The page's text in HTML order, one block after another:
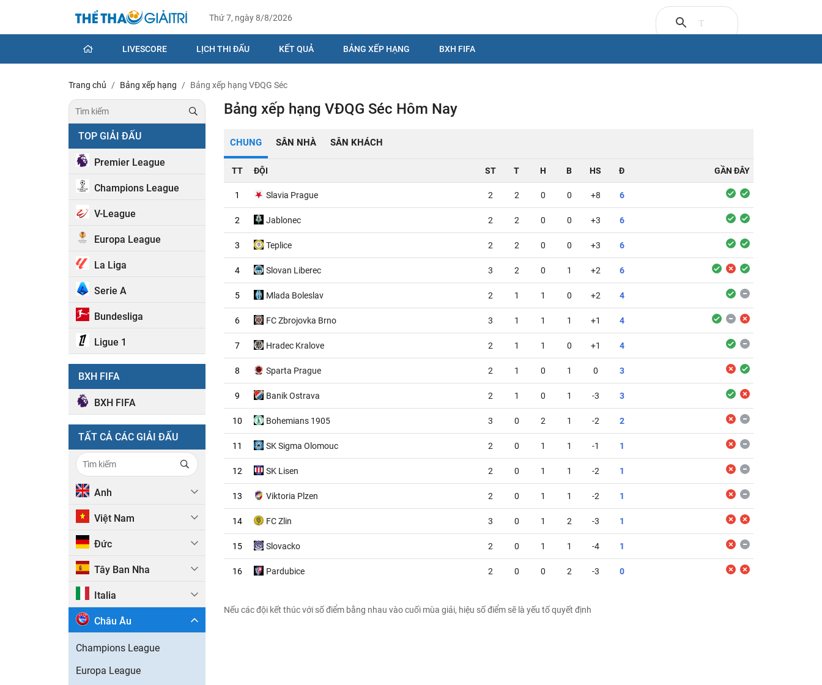
Thứ 7, ngày 8/8/2026
LIVESCORE LỊCH THI ĐẤU KẾT QUẢ BẢNG XẾP HẠNG BXH FIFA
Trang chủ Bảng xếp hạng Bảng xếp hạng VĐQG Séc
TOP GIẢI ĐẤU
Premier League
Champions League
V-League
Europa League
La Liga
Serie A
Bundesliga
Ligue 1
BXH FIFA
BXH FIFA
TẤT CẢ CÁC GIẢI ĐẤU
Anh
Việt Nam
Đức
Tây Ban Nha
Italia
Châu Âu
Champions League
Europa League
Bảng xếp hạng VĐQG Séc Hôm Nay
CHUNG SÂN NHÀ SÂN KHÁCH
TT ĐỘI ST T H B HS Đ GẦN ĐÂY
1 Slavia Prague 2 2 0 0 +8 6
2 Jablonec 2 2 0 0 +3 6
3 Teplice 2 2 0 0 +3 6
4 Slovan Liberec 3 2 0 1 +2 6
5 Mlada Boleslav 2 1 1 0 +2 4
6 FC Zbrojovka Brno 3 1 1 1 +1 4
7 Hradec Kralove 2 1 1 0 +1 4
8 Sparta Prague 2 1 0 1 0 3
9 Banik Ostrava 2 1 0 1 -3 3
10 Bohemians 1905 3 0 2 1 -2 2
11 SK Sigma Olomouc 2 0 1 1 -1 1
12 SK Lisen 2 0 1 1 -2 1
13 Viktoria Plzen 2 0 1 1 -2 1
14 FC Zlin 3 0 1 2 -3 1
15 Slovacko 2 0 1 1 -4 1
16 Pardubice 2 0 0 2 -3 0
Nếu các đội kết thúc với số điểm bằng nhau vào cuối mùa giải, hiệu số điểm sẽ là yếu tố quyết định